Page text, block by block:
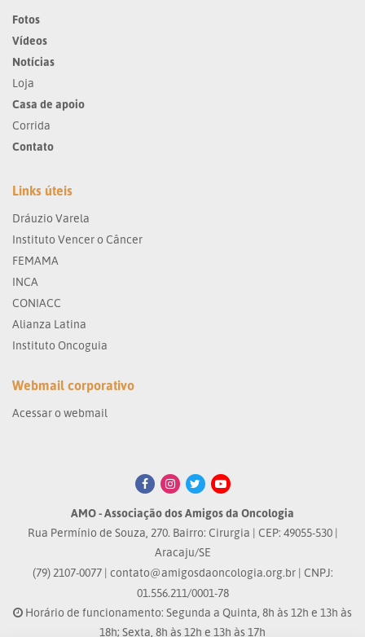
Fotos
Vídeos
Notícias
Loja
Casa de apoio
Corrida
Contato
Links úteis
Dráuzio Varela
Instituto Vencer o Câncer
FEMAMA
INCA
CONIACC
Alianza Latina
Instituto Oncoguia
Webmail corporativo
Acessar o webmail
AMO - Associação dos Amigos da Oncologia
Rua Permínio de Souza, 270. Bairro: Cirurgia | CEP: 49055-530 |
Aracaju/SE
(79) 2107-0077 | contato@amigosdaoncologia.org.br| CNPJ:
01.556.211/0001-78
Horário de funcionamento: Segunda a Quinta, 8h às 12h e 13h às
18h; Sexta, 8h às 12h e 13h às 17h